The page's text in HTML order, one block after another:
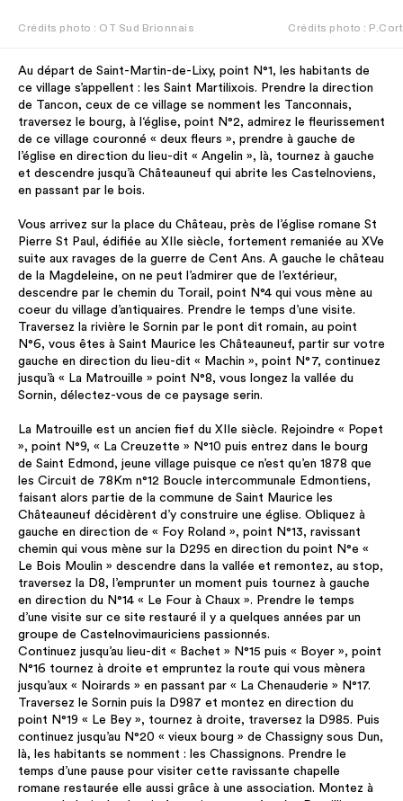
Crédits photo : OT Sud Brionnais Crédits photo :
Au départ de Saint-Martin-de-Lixy, point N°1, les habitants de
ce village s’appellent : les Saint Martilixois. Prendre la direction
de Tancon, ceux de ce village se nomment les Tanconnais,
traversez le bourg, à l‘église, point N°2, admirez le fleurissement
de ce village couronné « deux fleurs », prendre à gauche de
l’église en direction du lieu-dit « Angelin », là, tournez à gauche
et descendre jusqu’à Châteauneuf qui abrite les Castelnoviens,
en passant par le bois.
Vous arrivez sur la place du Château, près de l’église romane St
Pierre St Paul, édifiée au XIIe siècle, fortement remaniée au XVe
suite aux ravages de la guerre de Cent Ans. A gauche le château
de la Magdeleine, on ne peut l’admirer que de l’extérieur,
descendre par le chemin du Torail, point N°4 qui vous mène au
coeur du village d’antiquaires. Prendre le temps d’une visite.
Traversez la rivière le Sornin par le pont dit romain, au point
N°6, vous êtes à Saint Maurice les Châteauneuf, partir sur votre
gauche en direction du lieu-dit « Machin », point N°7, continuez
jusqu’à « La Matrouille » point N°8, vous longez la vallée du
Sornin, délectez-vous de ce paysage serin.
La Matrouille est un ancien fief du XIIe siècle. Rejoindre « Popet
», point N°9, « La Creuzette » N°10 puis entrez dans le bourg
de Saint Edmond, jeune village puisque ce n’est qu’en 1878 que
les Circuit de 78Km n°12 Boucle intercommunale Edmontiens,
faisant alors partie de la commune de Saint Maurice les
Châteauneuf décidèrent d’y construire une église. Obliquez à
gauche en direction de « Foy Roland », point N°13, ravissant
chemin qui vous mène sur la D295 en direction du point N°e «
Le Bois Moulin » descendre dans la vallée et remontez, au stop,
traversez la D8, l’emprunter un moment puis tournez à gauche
en direction du N°14 « Le Four à Chaux ». Prendre le temps
d’une visite sur ce site restauré il y a quelques années par un
groupe de Castelnovimauriciens passionnés.
Continuez jusqu’au lieu-dit « Bachet » N°15 puis « Boyer », point
N°16 tournez à droite et empruntez la route qui vous mènera
jusqu’aux « Noirards » en passant par « La Chenauderie » N°17.
Traversez le Sornin puis la D987 et montez en direction du
point N°19 « Le Bey », tournez à droite, traversez la D985. Puis
continuez jusqu’au N°20 « vieux bourg » de Chassigny sous Dun,
là, les habitants se nomment : les Chassignons. Prendre le
temps d’une pause pour visiter cette ravissante chapelle
romane restaurée elle aussi grâce à une association. Montez à